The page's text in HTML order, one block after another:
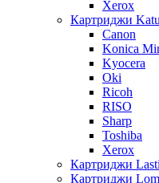
Xerox
Картриджи
Canon
Konica
Kyocera
Oki
Ricoh
RISO
Sharp
Toshiba
Xerox
Картриджи
Картриджи